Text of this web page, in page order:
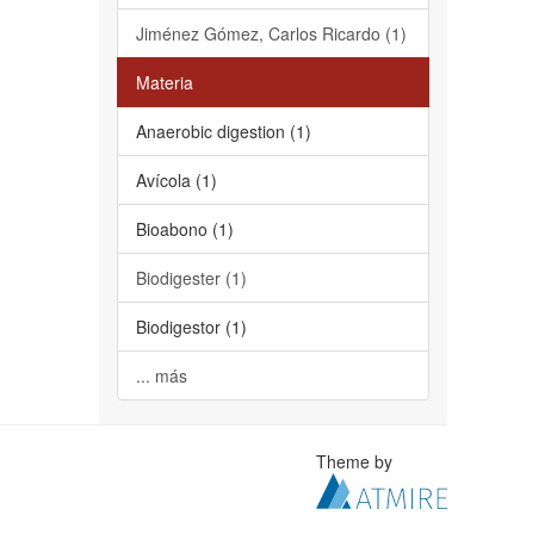
Jiménez Gómez, Carlos Ricardo (1)
Materia
Anaerobic digestion (1)
Avícola (1)
Bioabono (1)
Biodigester (1)
Biodigestor (1)
... más
Theme by